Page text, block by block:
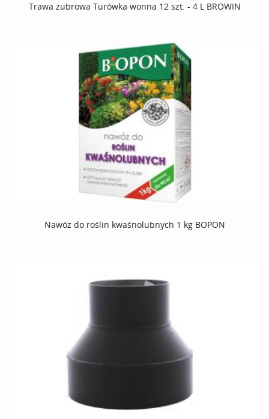
Trawa żubrowa Turówka wonna 12 szt. - 4 L BROWIN
Nawóz do roślin kwaśnolubnych 1 kg BOPON